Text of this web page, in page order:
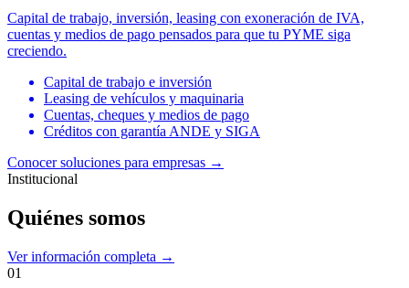
Capital de trabajo, inversión, leasing con exoneración de IVA,
cuentas y medios de pago pensados para que tu PYME siga
creciendo.
Capital de trabajo e inversión
Leasing de vehículos y maquinaria
Cuentas, cheques y medios de pago
Créditos con garantía ANDE y SIGA
Conocer soluciones para empresas →
Institucional
Quiénes somos
Ver información completa →
01